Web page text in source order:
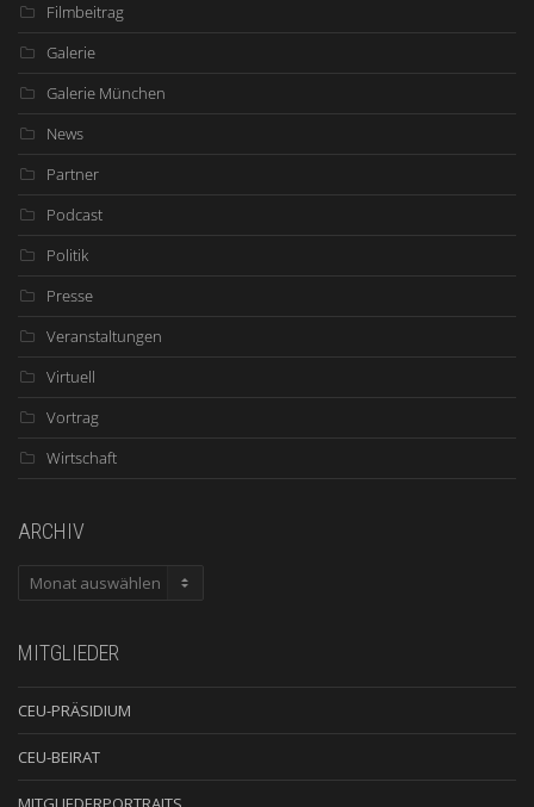
Filmbeitrag
Galerie
Galerie München
News
Partner
Podcast
Politik
Presse
Veranstaltungen
Virtuell
Vortrag
Wirtschaft
ARCHIV
ARCHIV
MITGLIEDER
CEU-PRÄSIDIUM
CEU-BEIRAT